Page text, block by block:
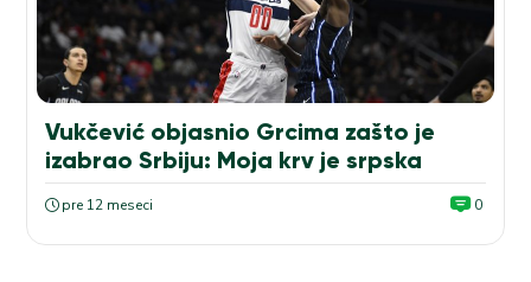
Vukčević objasnio Grcima zašto je
izabrao Srbiju: Moja krv je srpska
pre 12 meseci 0